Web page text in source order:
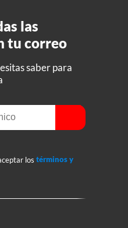
las
tu correo
saber para
los términos y